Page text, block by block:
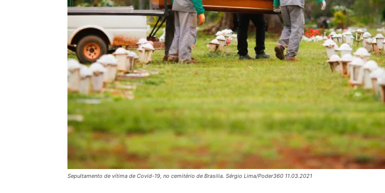
Sepultamento de vítima de Covid-19, no cemitério de Brasilia. Sérgio Lima/Poder360 11.03.2021